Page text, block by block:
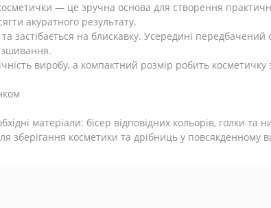
— це зручна основа для створення
акуратного результату.
застібається на блискавку. Усередині
зшивання.
виробу, а компактний розмір робить
матеріали: бісер відповідних кольорів, голки та
зберігання косметики та дрібниць у повсякденному